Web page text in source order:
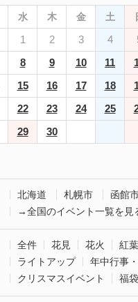
水 木 金 土
1 2 3 4
8 9 10 11
15 16 17 18
22 23 24 25
29 30
北海道 札幌市
函館
→全国のイベント一覧を見
全件 花見 花火
紅葉
ライトアップ
年中行事
クリスマスイベント
福